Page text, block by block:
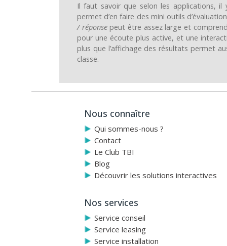
Il faut savoir que selon les applications, il
permet d’en faire des mini outils
/ réponsepeut être assez large et
pour une écoute plus active, et une
plus que l’affichage des résultats permet
classe.
Nous connaître
Qui sommes-nous ?
Contact
Le Club TBI
Blog
Découvrir les solutions interactives
Nos services
Service conseil
Service leasing
Service installation